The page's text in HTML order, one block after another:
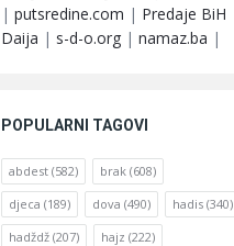
| putsredine.com | Predaje BiH
Daija | s-d-o.org | namaz.ba |
POPULARNI TAGOVI
abdest (582) brak (608)
djeca (189) dova (490) hadis (340)
hadždž (207) hajz (222)